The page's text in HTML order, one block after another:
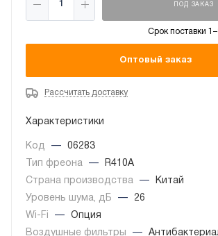
ПОД ЗАКАЗ
Срок поставки
Оптовый заказ
Рассчитать доставку
Характеристики
Код —
06283
Тип фреона
—
R410A
Страна производства
—
Китай
Уровень шума, дБ
—
26
Wi-Fi
—
Опция
Воздушные фильтры
—